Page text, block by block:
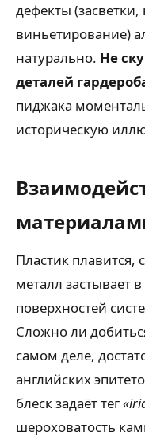
дефекты
виньетирование)
натурально. Не
деталей
пиджака
историческую
Пластик плавится,
металл застывает
поверхностей
Сложно ли
самом деле,
английских
блеск задаёт тег
шероховатость